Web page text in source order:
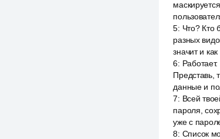
5: Что? Кто
разных
значит и как
6:
Представь,
данные и
7: Всей
пароля,
уже с
8: Список